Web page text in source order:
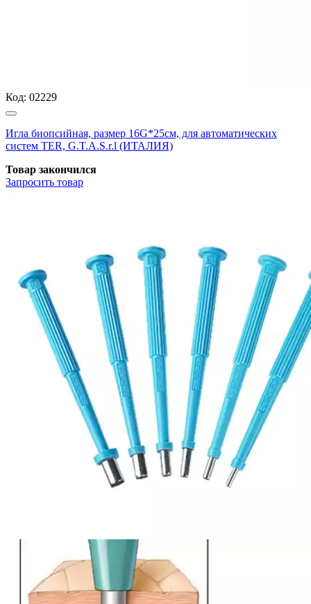
Код: 02229
Игла биопсийная, размер 16G*25см, для автоматических
систем TER, G.T.A.S.r.l (ИТАЛИЯ)
Товар закончился
Запросить товар